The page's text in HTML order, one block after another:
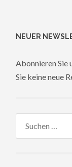
NEUER
Abonnieren Sie
Sie keine neue